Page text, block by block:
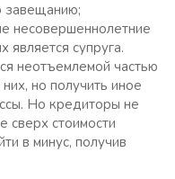
завещанию;
несовершеннолетние
является супруга.
неотъемлемой частью
но получить иное
Но кредиторы не
сверх стоимости
в минус, получив